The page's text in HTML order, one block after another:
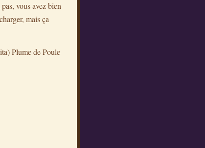
vous avez bien
mais ça
Plume de Poule